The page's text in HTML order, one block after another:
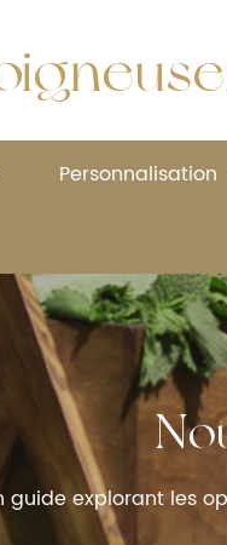
Personnalisation
guide explorant les